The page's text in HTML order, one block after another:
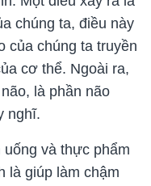
chúng ta, điều này
của chúng ta truyền
cơ thể. Ngoài ra,
là phần não
nghĩ.
uống và thực phẩm
là giúp làm chậm